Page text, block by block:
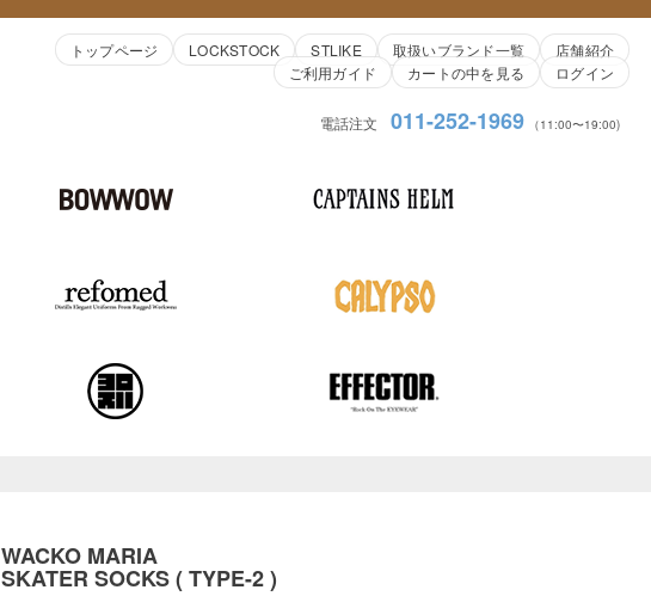
トップページ LOCKSTOCK STLIKE 取扱いブランド一覧
店舗紹介
ご利用ガイド
カートの中を見る ログイン
電話注文 011-252-1969 （11:00〜19:00)
WACKO MARIA
SKATER SOCKS ( TYPE-2 )